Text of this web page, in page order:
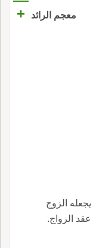
معجم الرائد +
الزوج
الزواج.